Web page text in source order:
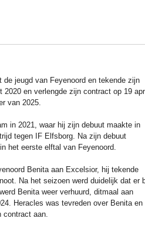
de jeugd van Feyenoord en tekende zijn
en verlengde zijn contract op 19
van 2025.
in 2021, waar hij zijn debuut maakte in
tegen IF Elfsborg. Na zijn debuut
het eerste elftal van Feyenoord.
Benita aan Excelsior, hij tekende
Na het seizoen werd duidelijk dat er
Benita weer verhuurd, ditmaal aan
Heracles was tevreden over Benita en
contract aan.